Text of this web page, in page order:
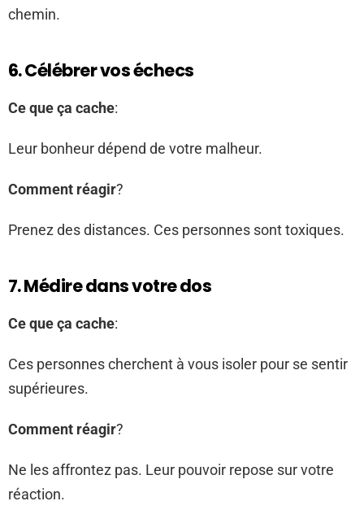
chemin.
6. Célébrer vos échecs
Ce que ça cache:
Leur bonheur dépend de votre malheur.
Comment réagir?
Prenez des distances. Ces personnes sont toxiques.
7. Médire dans votre dos
Ce que ça cache:
Ces personnes cherchent à vous isoler pour se sentir
supérieures.
Comment réagir?
Ne les affrontez pas. Leur pouvoir repose sur votre
réaction.